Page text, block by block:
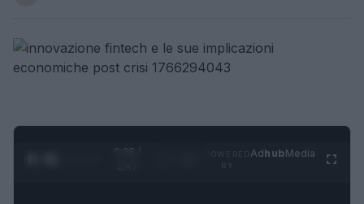
0:28 /
AdhubMedia